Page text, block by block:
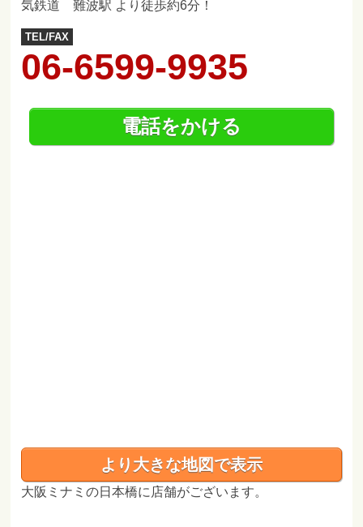
気鉄道 難波駅 より徒歩約6分！
TEL/FAX
06-6599-9935
電話をかける
より大きな地図で表示
大阪ミナミの日本橋に店舗がございます。